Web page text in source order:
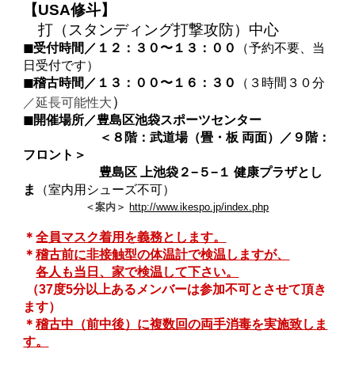
【USA修斗】
打（スタンディング打撃攻防）中心
◼︎受付時間／１２：３０〜１３：００
（予約不要、当
日受付です）
◼︎稽古時間／１３：００〜１６：３０
（３時間３０分
／延長可能性大 ）
◼︎開催場所／豊島区池袋スポーツセンター
＜８階：武道場（畳・板 両面）／９階：
フロント＞
豊島区 上池袋２−５−１ 健康プラザとし
ま
（室内用シューズ不可）
＜案内＞ http://www.ikespo.jp/index.php
＊全員マスク着用を義務とします。
＊稽古前に非接触型の体温計で検温しますが、
各人も当日、家で検温して下さい。
（37度5分以上あるメンバーは参加不可とさせて頂き
ます）
＊稽古中（前中後）に複数回の両手消毒を実施致しま
す。